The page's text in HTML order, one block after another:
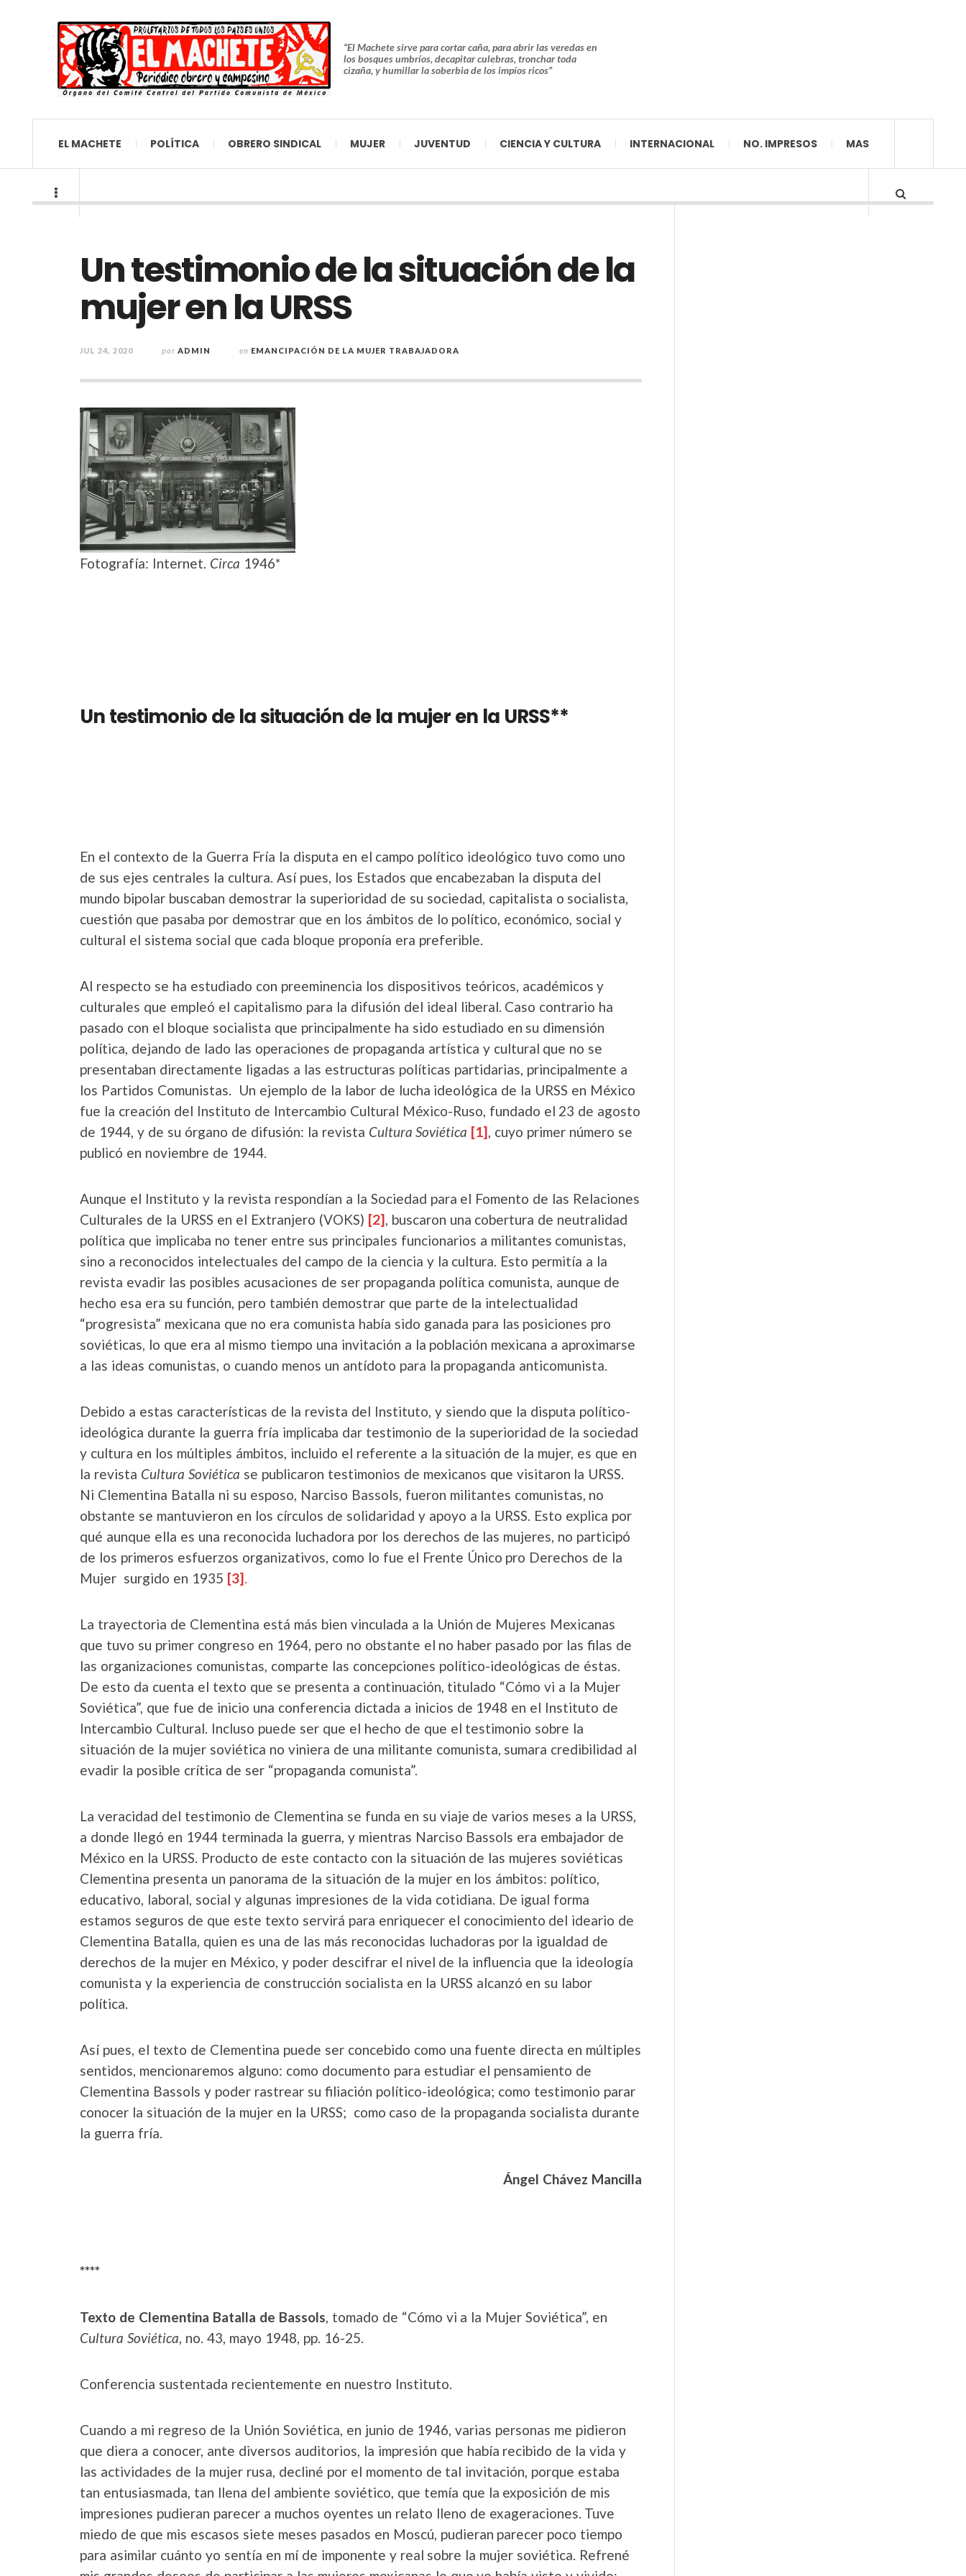
“El Machete sirve para cortar caña, para abrir las veredas en
los bosques umbríos, decapitar culebras, tronchar toda
cizaña, y humillar la soberbia de los impíos ricos”
EL MACHETE POLÍTICA OBRERO SINDICAL MUJER JUVENTUD CIENCIA Y CULTURA INTERNACIONAL NO. IMPRESOS MAS
Un testimonio de la situación de la
mujer en la URSS
JUL 24, 2020 por ADMIN en EMANCIPACIÓN DE LA MUJER TRABAJADORA
Fotografía: Internet. Circa 1946*
Un testimonio de la situación de la mujer en la URSS**
En el contexto de la Guerra Fría la disputa en el campo político ideológico tuvo como uno
de sus ejes centrales la cultura. Así pues, los Estados que encabezaban la disputa del
mundo bipolar buscaban demostrar la superioridad de su sociedad, capitalista o socialista,
cuestión que pasaba por demostrar que en los ámbitos de lo político, económico, social y
cultural el sistema social que cada bloque proponía era preferible.
Al respecto se ha estudiado con preeminencia los dispositivos teóricos, académicos y
culturales que empleó el capitalismo para la difusión del ideal liberal. Caso contrario ha
pasado con el bloque socialista que principalmente ha sido estudiado en su dimensión
política, dejando de lado las operaciones de propaganda artística y cultural que no se
presentaban directamente ligadas a las estructuras políticas partidarias, principalmente a
los Partidos Comunistas. Un ejemplo de la labor de lucha ideológica de la URSS en México
fue la creación del Instituto de Intercambio Cultural México-Ruso, fundado el 23 de agosto
de 1944, y de su órgano de difusión: la revista Cultura Soviética [1], cuyo primer número se
publicó en noviembre de 1944.
Aunque el Instituto y la revista respondían a la Sociedad para el Fomento de las Relaciones
Culturales de la URSS en el Extranjero (VOKS) [2], buscaron una cobertura de neutralidad
política que implicaba no tener entre sus principales funcionarios a militantes comunistas,
sino a reconocidos intelectuales del campo de la ciencia y la cultura. Esto permitía a la
revista evadir las posibles acusaciones de ser propaganda política comunista, aunque de
hecho esa era su función, pero también demostrar que parte de la intelectualidad
“progresista” mexicana que no era comunista había sido ganada para las posiciones pro
soviéticas, lo que era al mismo tiempo una invitación a la población mexicana a aproximarse
a las ideas comunistas, o cuando menos un antídoto para la propaganda anticomunista.
Debido a estas características de la revista del Instituto, y siendo que la disputa político-
ideológica durante la guerra fría implicaba dar testimonio de la superioridad de la sociedad
y cultura en los múltiples ámbitos, incluido el referente a la situación de la mujer, es que en
la revista Cultura Soviética se publicaron testimonios de mexicanos que visitaron la URSS.
Ni Clementina Batalla ni su esposo, Narciso Bassols, fueron militantes comunistas, no
obstante se mantuvieron en los círculos de solidaridad y apoyo a la URSS. Esto explica por
qué aunque ella es una reconocida luchadora por los derechos de las mujeres, no participó
de los primeros esfuerzos organizativos, como lo fue el Frente Único pro Derechos de la
Mujer surgido en 1935 [3].
La trayectoria de Clementina está más bien vinculada a la Unión de Mujeres Mexicanas
que tuvo su primer congreso en 1964, pero no obstante el no haber pasado por las filas de
las organizaciones comunistas, comparte las concepciones político-ideológicas de éstas.
De esto da cuenta el texto que se presenta a continuación, titulado “Cómo vi a la Mujer
Soviética”, que fue de inicio una conferencia dictada a inicios de 1948 en el Instituto de
Intercambio Cultural. Incluso puede ser que el hecho de que el testimonio sobre la
situación de la mujer soviética no viniera de una militante comunista, sumara credibilidad al
evadir la posible crítica de ser “propaganda comunista”.
La veracidad del testimonio de Clementina se funda en su viaje de varios meses a la URSS,
a donde llegó en 1944 terminada la guerra, y mientras Narciso Bassols era embajador de
México en la URSS. Producto de este contacto con la situación de las mujeres soviéticas
Clementina presenta un panorama de la situación de la mujer en los ámbitos: político,
educativo, laboral, social y algunas impresiones de la vida cotidiana. De igual forma
estamos seguros de que este texto servirá para enriquecer el conocimiento del ideario de
Clementina Batalla, quien es una de las más reconocidas luchadoras por la igualdad de
derechos de la mujer en México, y poder descifrar el nivel de la influencia que la ideología
comunista y la experiencia de construcción socialista en la URSS alcanzó en su labor
política.
Así pues, el texto de Clementina puede ser concebido como una fuente directa en múltiples
sentidos, mencionaremos alguno: como documento para estudiar el pensamiento de
Clementina Bassols y poder rastrear su filiación político-ideológica; como testimonio parar
conocer la situación de la mujer en la URSS; como caso de la propaganda socialista durante
la guerra fría.
Ángel Chávez Mancilla
****
Texto de Clementina Batalla de Bassols, tomado de “Cómo vi a la Mujer Soviética”, en
Cultura Soviética, no. 43, mayo 1948, pp. 16-25.
Conferencia sustentada recientemente en nuestro Instituto.
Cuando a mi regreso de la Unión Soviética, en junio de 1946, varias personas me pidieron
que diera a conocer, ante diversos auditorios, la impresión que había recibido de la vida y
las actividades de la mujer rusa, decliné por el momento de tal invitación, porque estaba
tan entusiasmada, tan llena del ambiente soviético, que temía que la exposición de mis
impresiones pudieran parecer a muchos oyentes un relato lleno de exageraciones. Tuve
miedo de que mis escasos siete meses pasados en Moscú, pudieran parecer poco tiempo
para asimilar cuánto yo sentía en mí de imponente y real sobre la mujer soviética. Refrené